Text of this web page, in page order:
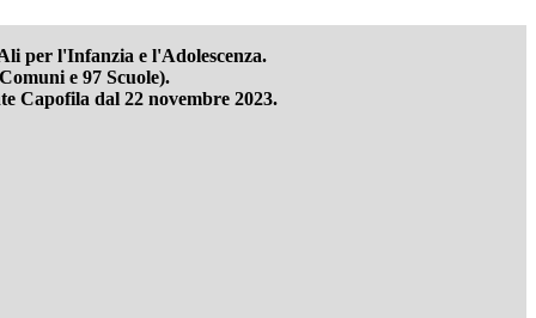
per l'Infanzia e l'Adolescenza.
e 97 Scuole).
Capofila dal 22 novembre 2023.